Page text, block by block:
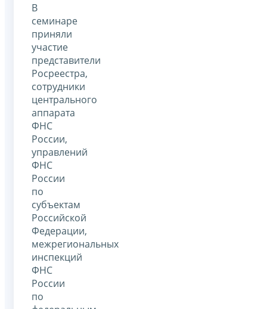
В
семинаре
приняли
участие
представители
Росреестра,
сотрудники
центрального
аппарата
ФНС
России,
управлений
ФНС
России
по
субъектам
Российской
Федерации,
межрегиональных
инспекций
ФНС
России
по